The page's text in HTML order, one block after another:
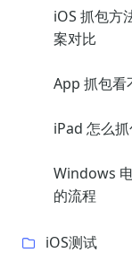
iOS 抓包方
案对比
App 抓包看
iPad 怎么
Windows
的流程
iOS测试